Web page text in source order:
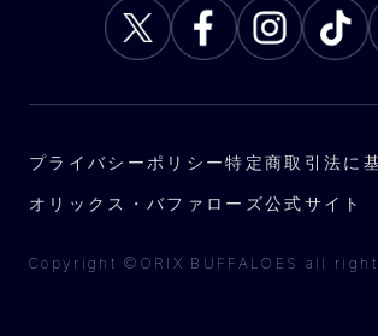
プライバシーポリシー特定商取引法に
オリックス・バファローズ公式サイト
Copyright ©ORIX BUFFALOES all